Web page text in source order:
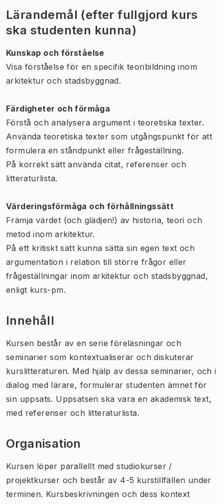
Lärandemål (efter fullgjord kurs
ska studenten kunna)
Kunskap och förståelse
Visa förståelse för en specifik teoribildning inom
arkitektur och stadsbyggnad.
Färdigheter och förmåga
Förstå och analysera argument i teoretiska texter.
Använda teoretiska texter som utgångspunkt för att
formulera en ståndpunkt eller frågeställning.
På korrekt sätt använda citat, referenser och
litteraturlista.
Värderingsförmåga och förhållningssätt
Främja värdet (och glädjen!) av historia, teori och
metod inom arkitektur.
På ett kritiskt sätt kunna sätta sin egen text och
argumentation i relation till större frågor eller
frågeställningar inom arkitektur och stadsbyggnad,
enligt kurs-pm.
Innehåll
Kursen består av en serie föreläsningar och
seminarier som kontextualiserar och diskuterar
kurslitteraturen. Med hjälp av dessa seminarier, och i
dialog med lärare, formulerar studenten ämnet för
sin uppsats. Uppsatsen ska vara en akademisk text,
med referenser och litteraturlista.
Organisation
Kursen löper parallellt med studiokurser /
projektkurser och består av 4-5 kurstillfällen under
terminen. Kursbeskrivningen och dess kontext